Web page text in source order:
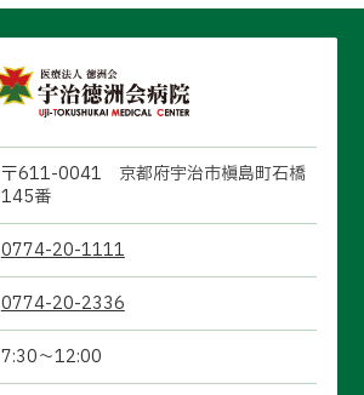
〒611-0041 京都府宇治市槇島町石橋
145番
0774-20-1111
0774-20-2336
7:30～12:00